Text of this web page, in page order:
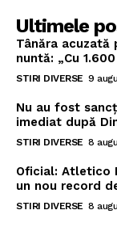
Ultimele
Tânăra
nuntă: „Cu
STIRI DIVERSE 9
Nu au fost
imediat după
STIRI DIVERSE 8
Oficial: Atletico
un nou record
STIRI DIVERSE 8